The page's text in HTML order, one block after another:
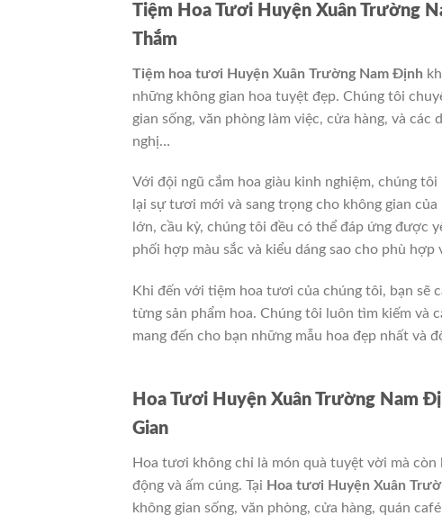
Tiệm Hoa Tươi Huyện Xuân Trường
Thắm
Tiệm hoa tươi Huyện Xuân Trường Nam Định
những không gian hoa tuyệt đẹp. Chúng tôi
gian sống, văn phòng làm việc, cửa hàng, và
nghị…
Với đội ngũ cắm hoa giàu kinh nghiệm, chúng
lại sự tươi mới và sang trọng cho không gian
lớn, cầu kỳ, chúng tôi đều có thể đáp ứng được
phối hợp màu sắc và kiểu dáng sao cho phù
Khi đến với tiệm hoa tươi của chúng tôi, bạn sẽ
từng sản phẩm hoa. Chúng tôi luôn tìm kiếm và
mang đến cho bạn những mẫu hoa đẹp nhất và
Hoa Tươi Huyện Xuân Trường Nam
Gian
Hoa tươi không chỉ là món quà tuyệt vời mà còn
động và ấm cúng. Tại Hoa tươi Huyện Xuân
không gian sống, văn phòng, cửa hàng, quán